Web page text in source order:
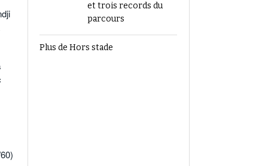
et trois records du
parcours
Plus de Hors stade